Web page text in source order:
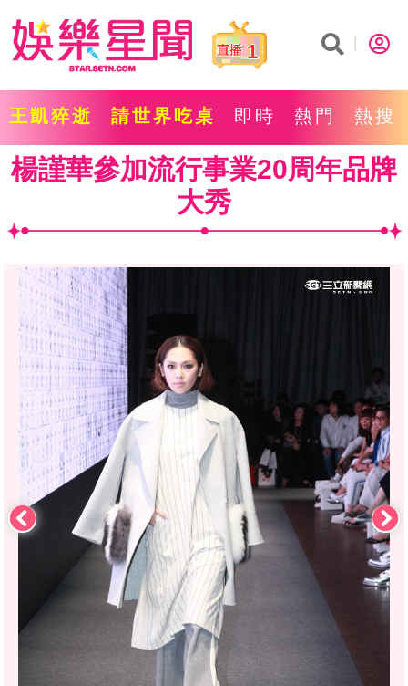
1
王凱猝逝 請世界吃桌 即時 熱門 熱搜
楊謹華參加流行事業20周年品牌
大秀